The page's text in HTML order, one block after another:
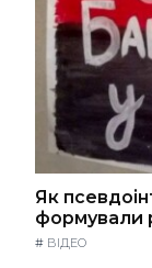
Як
формували
# ВІДЕО